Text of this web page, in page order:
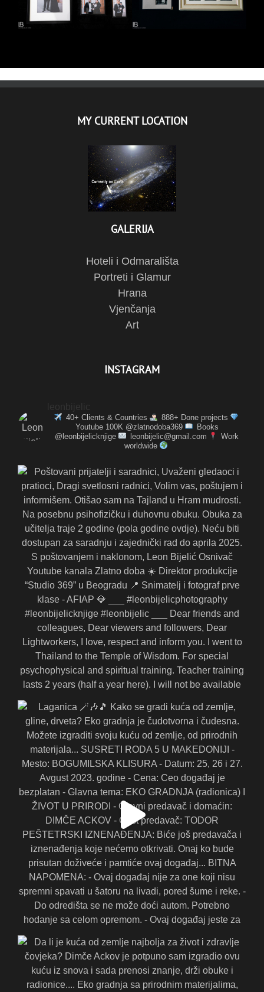
MY CURRENT LOCATION
GALERIJA
Hoteli i Odmarališta
Portreti i Glamur
Hrana
Vjenčanja
Art
INSTAGRAM
40+ Clients & Countries
888+ Done projects
Youtube 100K @zlatnodoba369
Books
@leonbijelicknjige
leonbijelic@gmail.com
Work
worldwide